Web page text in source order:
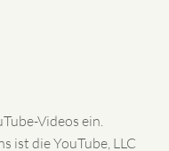
Videos ein.
ist die YouTube, LLC